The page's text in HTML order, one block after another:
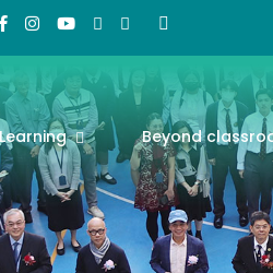
Learning Beyond